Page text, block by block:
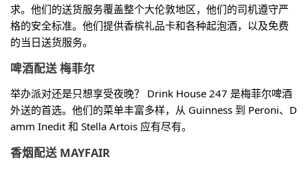
求。他们的送货服务覆盖整个大伦敦地区，他们的司机遵守严
格的安全标准。他们提供香槟礼品卡和各种起泡酒，以及免费
的当日送货服务。
啤酒配送 梅菲尔
举办派对还是只想享受夜晚？ Drink House 247 是梅菲尔啤酒
外送的首选。他们的菜单丰富多样，从 Guinness 到 Peroni、D
amm Inedit 和 Stella Artois 应有尽有。
香烟配送 MAYFAIR